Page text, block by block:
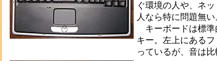
ぐ環境の人や、ネ
人なら特に問題無い
キーボードは標準
キー。左上にある
っているが、音は